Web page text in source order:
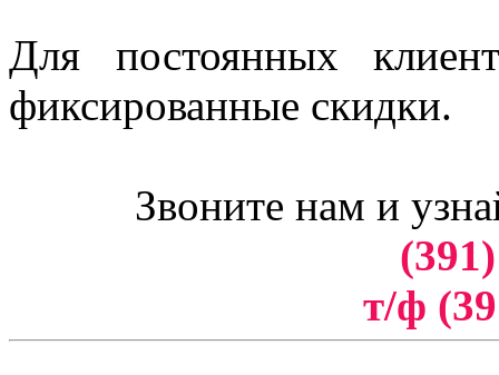
Для постоянных
фиксированные скидки.
Звоните нам и
т/ф